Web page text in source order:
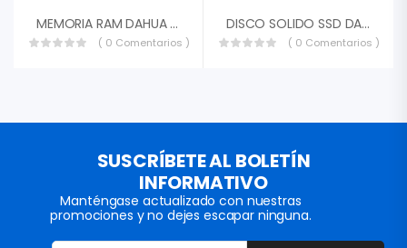
MEMORIA RAM DAHUA DHI-DDR-C300U16G26 16GB DDR4 2666MHZ UDIMM PARA PC 1.2V DHI-DDR-C300U16G26
( 0 Comentarios )
DISCO SOLIDO SSD DAHUA 120GB SATA III 6 GB/S DHI-SSDC800AS120G
( 0 Comentarios )
SUSCRÍBETE AL BOLETÍN
INFORMATIVO
Manténgase actualizado con nuestras
promociones y no dejes escapar ninguna.